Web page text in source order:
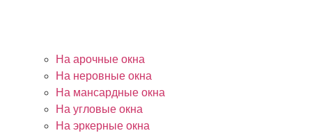
На арочные окна
На неровные окна
На мансардные окна
На угловые окна
На эркерные окна